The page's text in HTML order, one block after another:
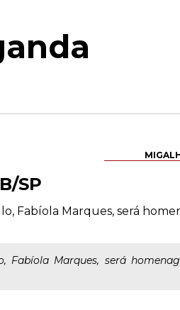
SP
Fabíola Marques, será
Fabíola Marques, será